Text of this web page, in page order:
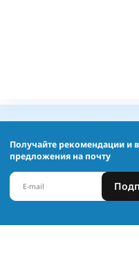
Получайте рекомендации и
предложения на почту